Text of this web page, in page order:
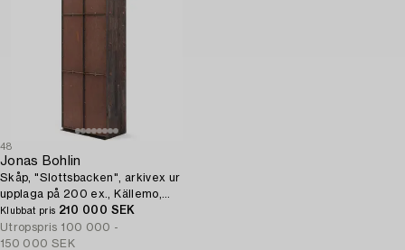
48
Jonas Bohlin
Skåp, "Slottsbacken", arkivex ur
upplaga på 200 ex., Källemo,
Värnamo efter 1987.
Klubbat pris 210 000 SEK
Utropspris 100 000 -
150 000 SEK